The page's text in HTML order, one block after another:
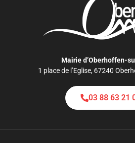
Mairie d’Oberhoffen-
1 place de l’Eglise, 67240
03 88 63 21